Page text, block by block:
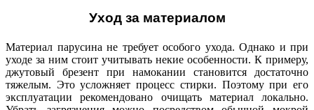
Уход за материалом
Материал парусина не требует особого ухода. Однако и при
уходе за ним стоит учитывать некие особенности. К примеру,
джутовый брезент при намокании становится достаточно
тяжелым. Это усложняет процесс стирки. Поэтому при его
эксплуатации рекомендовано очищать материал локально.